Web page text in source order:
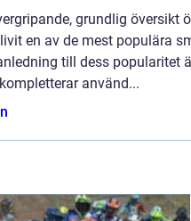
grundlig översikt
en av de mest populära
till dess popularitet
använd...